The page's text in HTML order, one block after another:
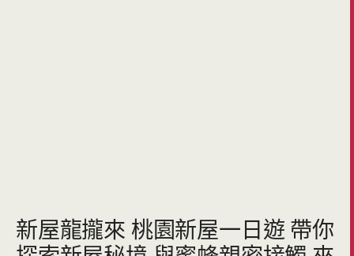
新屋龍攏來 桃園新屋一日遊 帶你